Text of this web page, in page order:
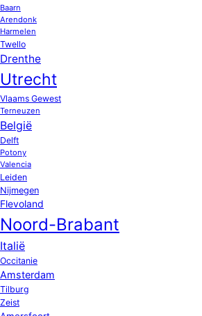
Baarn
Arendonk
Harmelen
Twello
Drenthe
Utrecht
Vlaams Gewest
Terneuzen
België
Delft
Potony
Valencia
Leiden
Nijmegen
Flevoland
Noord-Brabant
Italië
Occitanie
Amsterdam
Tilburg
Zeist